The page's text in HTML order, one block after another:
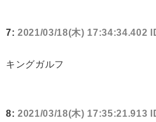
7: 2021/03/18(木) 17:34:34.402
キングガルフ
8: 2021/03/18(木) 17:35:21.913